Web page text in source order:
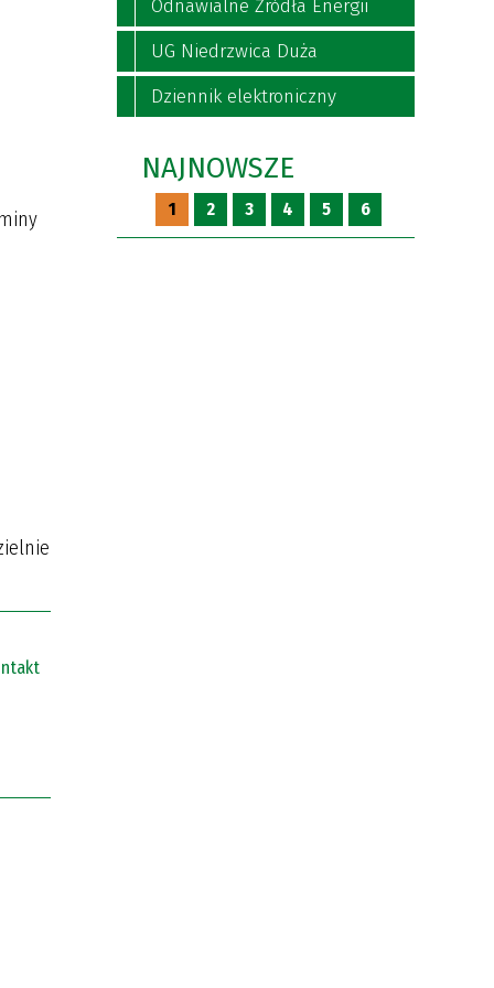
Odnawialne Źródła Energii
UG Niedrzwica Duża
Dziennik elektroniczny
NAJNOWSZE
1 2 3 4 5 6